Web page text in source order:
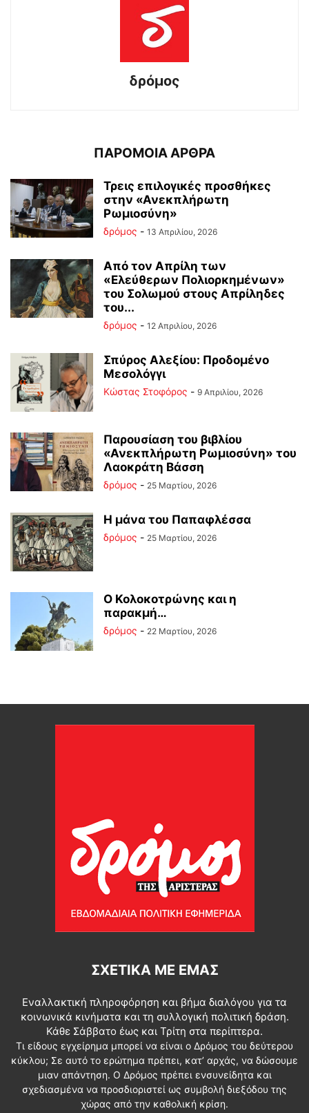
δρόμος
ΠΑΡΟΜΟΙΑ ΑΡΘΡΑ
Τρεις επιλογικές προσθήκες
στην «Ανεκπλήρωτη
Ρωμιοσύνη»
δρόμος - 13 Απριλίου, 2026
Από τον Απρίλη των
«Ελεύθερων Πολιορκημένων»
του Σολωμού στους Απρίληδες
του...
δρόμος - 12 Απριλίου, 2026
Σπύρος Αλεξίου: Προδομένο
Μεσολόγγι
Κώστας Στοφόρος - 9 Απριλίου, 2026
Παρουσίαση του βιβλίου
«Ανεκπλήρωτη Ρωμιοσύνη» του
Λαοκράτη Βάσση
δρόμος - 25 Μαρτίου, 2026
Η μάνα του Παπαφλέσσα
δρόμος - 25 Μαρτίου, 2026
Ο Κολοκοτρώνης και η
παρακμή…
δρόμος - 22 Μαρτίου, 2026
ΣΧΕΤΙΚΆ ΜΕ ΕΜΆΣ
Εναλλακτική πληροφόρηση και βήμα διαλόγου για τα
κοινωνικά κινήματα και τη συλλογική πολιτική δράση.
Κάθε Σάββατο έως και Τρίτη στα περίπτερα.
Τι είδους εγχείρημα μπορεί να είναι ο Δρόμος του δεύτερου
κύκλου; Σε αυτό το ερώτημα πρέπει, κατ’ αρχάς, να δώσουμε
μιαν απάντηση. Ο Δρόμος πρέπει ενσυνείδητα και
σχεδιασμένα να προσδιοριστεί ως συμβολή διεξόδου της
χώρας από την καθολική κρίση.